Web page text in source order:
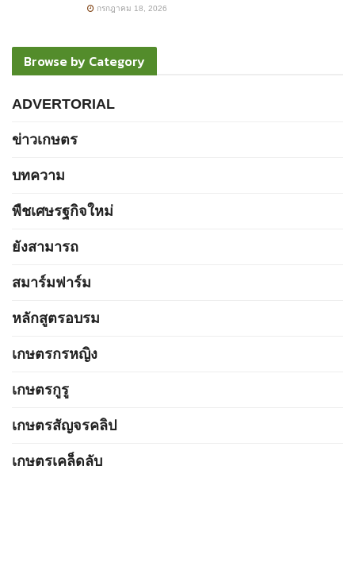
กรกฎาคม 18, 2026
Browse by Category
ADVERTORIAL
ข่าวเกษตร
บทความ
พืชเศษรฐกิจใหม่
ยังสามารถ
สมาร์มฟาร์ม
หลักสูตรอบรม
เกษตรกรหญิง
เกษตรกูรู
เกษตรสัญจรคลิป
เกษตรเคล็ดลับ